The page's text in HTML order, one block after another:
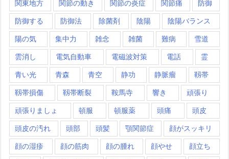
関東地方 関節の動き 関節の炎症 関節痛 防御
防御する 防御法 除菌剤 陰陽 陰陽バランス
陽の気 集中力 雑念 雑菌 難病 雪道
雲消し 電気自動車 電磁波対策 電話 霊
青い光 青森 青空 静功 静脈瘤 靱帯
靱帯損傷 靱帯断裂 鞍馬寺 響き 頑張り
頑張りましょ 頓服 頓服薬 頭痛 頭皮
頭皮の汚れ 頭部 頭髪 顎関節症 顔がスッキリ
顔の湿疹 顔の筋肉 顔の腫れ 顔やせ 顔立ち